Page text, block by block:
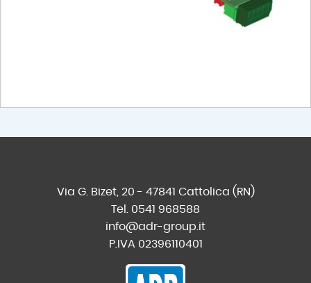
Via G. Bizet, 20 - 47841 Cattolica (RN)
Tel. 0541 968588
info@adr-group.it
P.IVA 02396110401